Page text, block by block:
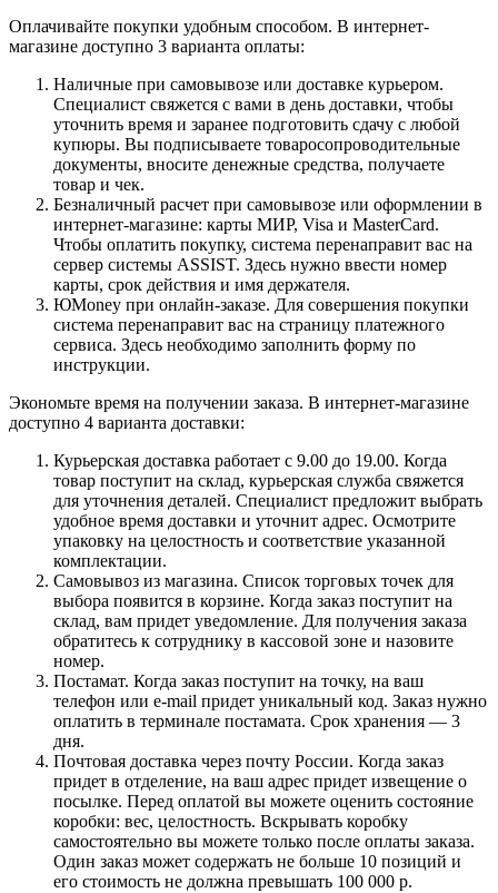
Оплачивайте покупки удобным способом. В интернет-
магазине доступно 3 варианта оплаты:
Наличные при самовывозе или доставке курьером.
Специалист свяжется с вами в день доставки, чтобы
уточнить время и заранее подготовить сдачу с любой
купюры. Вы подписываете товаросопроводительные
документы, вносите денежные средства, получаете
товар и чек.
Безналичный расчет при самовывозе или оформлении в
интернет-магазине: карты МИР, Visa и MasterCard.
Чтобы оплатить покупку, система перенаправит вас на
сервер системы ASSIST. Здесь нужно ввести номер
карты, срок действия и имя держателя.
ЮMoney при онлайн-заказе. Для совершения покупки
система перенаправит вас на страницу платежного
сервиса. Здесь необходимо заполнить форму по
инструкции.
Экономьте время на получении заказа. В интернет-магазине
доступно 4 варианта доставки:
Курьерская доставка работает с 9.00 до 19.00. Когда
товар поступит на склад, курьерская служба свяжется
для уточнения деталей. Специалист предложит выбрать
удобное время доставки и уточнит адрес. Осмотрите
упаковку на целостность и соответствие указанной
комплектации.
Самовывоз из магазина. Список торговых точек для
выбора появится в корзине. Когда заказ поступит на
склад, вам придет уведомление. Для получения заказа
обратитесь к сотруднику в кассовой зоне и назовите
номер.
Постамат. Когда заказ поступит на точку, на ваш
телефон или e-mail придет уникальный код. Заказ нужно
оплатить в терминале постамата. Срок хранения — 3
дня.
Почтовая доставка через почту России. Когда заказ
придет в отделение, на ваш адрес придет извещение о
посылке. Перед оплатой вы можете оценить состояние
коробки: вес, целостность. Вскрывать коробку
самостоятельно вы можете только после оплаты заказа.
Один заказ может содержать не больше 10 позиций и
его стоимость не должна превышать 100 000 р.